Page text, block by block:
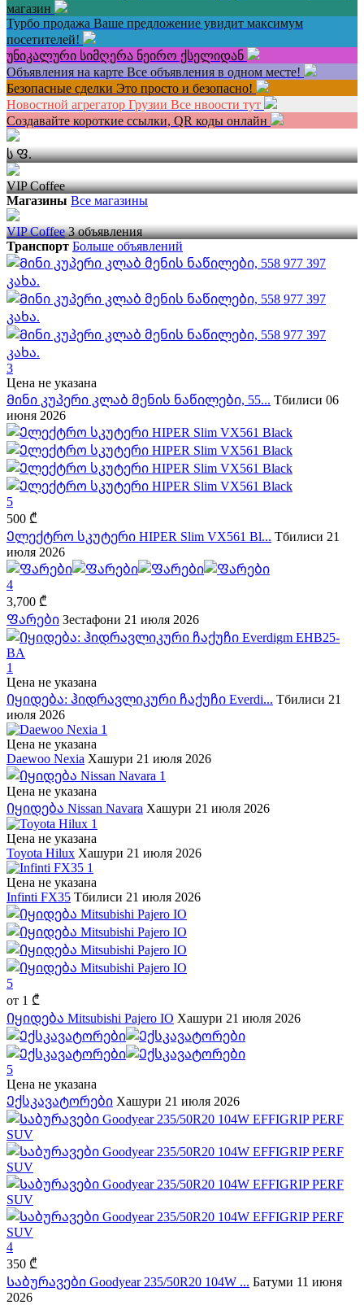
магазин
Турбо продажа Ваше предложение увидит максимум
посетителей!
უნიკალური სიმღერა ნეირო ქსელიდან
Объявления на карте Все объявления в одном месте!
Безопасные сделки Это просто и безопасно!
Новостной агрегатор Грузии Все нвоости тут
Создавайте короткие ссылки, QR коды онлайн
ს Ფ.
VIP Coffee
Магазины Все магазины
VIP Coffee 3 объявления
Транспорт Больше объявлений
3
Цена не указана
Მინი კუპერი კლაბ მენის ნაწილები, 55... Тбилиси 06
июня 2026
5
500 ₾
Ელექტრო სკუტერი HIPER Slim VX561 Bl... Тбилиси 21
июля 2026
4
3,700 ₾
Ფარები Зестафони 21 июля 2026
1
Цена не указана
Იყიდება: ჰიდრავლიკური ჩაქუჩი Everdi... Тбилиси 21
июля 2026
1
Цена не указана
Daewoo Nexia Хашури 21 июля 2026
1
Цена не указана
Იყიდება Nissan Navara Хашури 21 июля 2026
1
Цена не указана
Toyota Hilux Хашури 21 июля 2026
1
Цена не указана
Infinti FX35 Тбилиси 21 июля 2026
5
от 1 ₾
Იყიდება Mitsubishi Pajero IO Хашури 21 июля 2026
5
Цена не указана
Ექსკავატორები Хашури 21 июля 2026
4
350 ₾
Საბურავები Goodyear 235/50R20 104W ... Батуми 11 июня
2026